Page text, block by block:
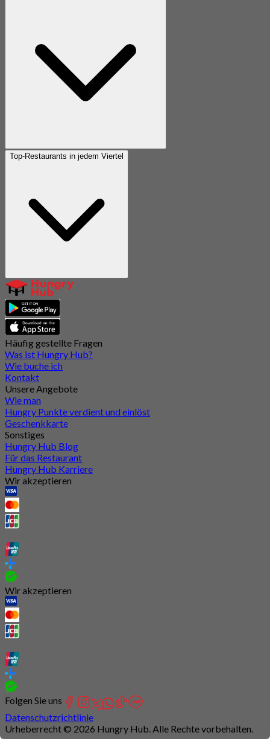
Top-Restaurants in jedem Viertel
Häufig gestellte Fragen
Was ist Hungry Hub?
Wie buche ich
Kontakt
Unsere Angebote
Wie man
Hungry Punkte verdient und einlöst
Geschenkkarte
Sonstiges
Hungry Hub Blog
Für das Restaurant
Hungry Hub Karriere
Wir akzeptieren
Wir akzeptieren
Folgen Sie uns
Datenschutzrichtlinie
Urheberrecht © 2026 Hungry Hub. Alle Rechte vorbehalten.
Connection